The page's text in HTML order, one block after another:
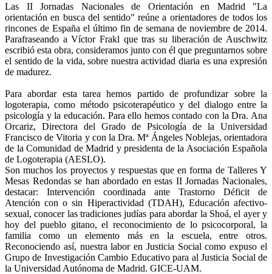
Las II Jornadas Nacionales de Orientación en Madrid "La
orientación en busca del sentido" reúne a orientadores de todos los
rincones de España el último fin de semana de noviembre de 2014.
Parafraseando a Víctor Frakl que tras su liberación de Auschwitz
escribió esta obra, consideramos junto con él que preguntarnos sobre
el sentido de la vida, sobre nuestra actividad diaria es una expresión
de madurez.
Para abordar esta tarea hemos partido de profundizar sobre la
logoterapia, como método psicoterapéutico y del dialogo entre la
psicología y la educación. Para ello hemos contado con la Dra. Ana
Orcariz, Directora del Grado de Psicología de la Universidad
Francisco de Vitoria y con la Dra. Mª Ángeles Noblejas, orientadora
de la Comunidad de Madrid y presidenta de la Asociación Española
de Logoterapia (AESLO).
Son muchos los proyectos y respuestas que en forma de Talleres Y
Mesas Redondas se han abordado en estas II Jornadas Nacionales,
destacar: Intervención coordinada ante Trastorno Déficit de
Atención con o sin Hiperactividad (TDAH), Educación afectivo-
sexual, conocer las tradiciones judías para abordar la Shoá, el ayer y
hoy del pueblo gitano, el reconocimiento de lo psicocorporal, la
familia como un elemento más en la escuela, entre otros.
Reconociendo así, nuestra labor en Justicia Social como expuso el
Grupo de Investigación Cambio Educativo para al Justicia Social de
la Universidad Autónoma de Madrid. GICE-UAM.